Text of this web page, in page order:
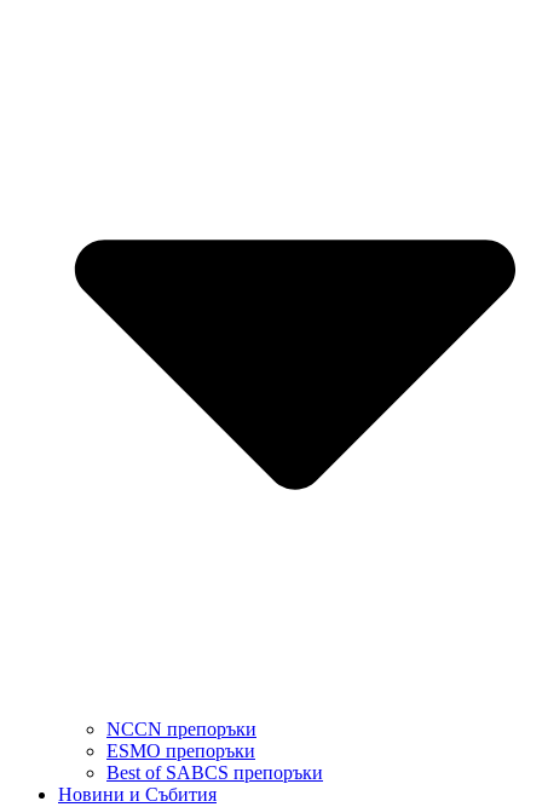
NCCN препоръки
ESMO препоръки
Best of SABCS препоръки
Новини и Събития